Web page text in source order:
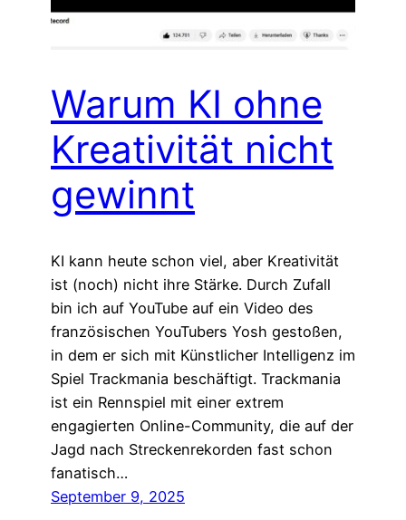
Warum KI ohne
Kreativität nicht
gewinnt
KI kann heute schon viel, aber Kreativität
ist (noch) nicht ihre Stärke. Durch Zufall
bin ich auf YouTube auf ein Video des
französischen YouTubers Yosh gestoßen,
in dem er sich mit Künstlicher Intelligenz im
Spiel Trackmania beschäftigt. Trackmania
ist ein Rennspiel mit einer extrem
engagierten Online-Community, die auf der
Jagd nach Streckenrekorden fast schon
fanatisch…
September 9, 2025